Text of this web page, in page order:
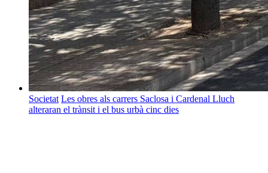
Societat Les obres als carrers Saclosa i Cardenal Lluch
alteraran el trànsit i el bus urbà cinc dies